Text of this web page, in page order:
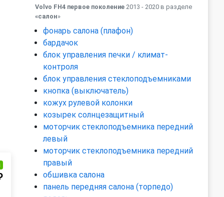
Volvo FH4 первое поколение 2013 - 2020 в разделе
«салон»
фонарь салона (плафон)
бардачок
блок управления печки / климат-
контроля
блок управления стеклоподъемниками
кнопка (выключатель)
кожух рулевой колонки
козырек солнцезащитный
моторчик стеклоподъемника передний
левый
моторчик стеклоподъемника передний
правый
обшивка салона
панель передняя салона (торпедо)